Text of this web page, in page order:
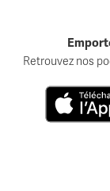
Retrouvez nos